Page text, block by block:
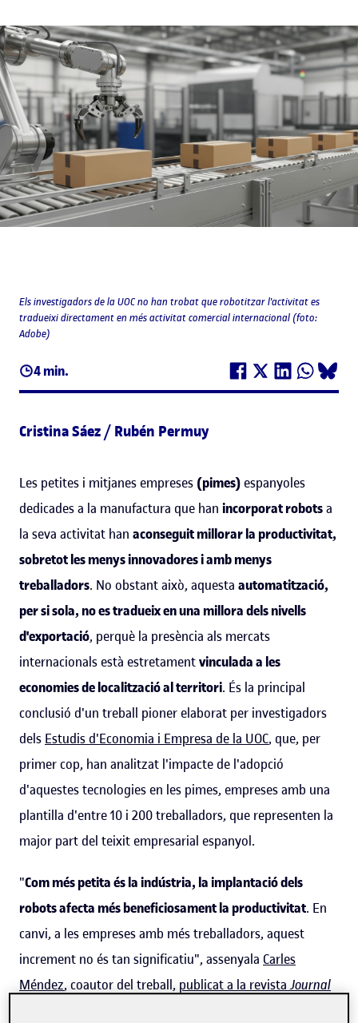
4 min.
Els investigadors de la UOC no han trobat que robotitzar l'activitat es
tradueixi directament en més activitat comercial internacional (foto:
Adobe)
Cristina Sáez / Rubén Permuy
Les petites i mitjanes empreses (pimes)espanyoles
dedicades a la manufactura que han incorporat robotsa
la seva activitat han aconseguit millorar la productivitat,
sobretot les menys innovadores i amb menys
treballadors. No obstant això, aquesta automatització,
per si sola, no es tradueix en una millora dels nivells
d'exportació, perquè la presència als mercats
internacionals està estretamentvinculada a les
economies de localització al territori. És la principal
conclusió d'un treball pioner elaborat per investigadors
dels Estudis d'Economia i Empresa de la UOC, que, per
primer cop, han analitzat l'impacte de l'adopció
d'aquestes tecnologies en les pimes, empreses amb una
plantilla d'entre 10 i 200 treballadors, que representen la
major part del teixit empresarial espanyol.
"Com més petita és la indústria, la implantació dels
robots afecta més beneficiosament la productivitat. En
canvi, a les empreses amb més treballadors, aquest
increment no és tan significatiu", assenyala Carles
Méndez, coautor del treball, publicat a la revistaJournal